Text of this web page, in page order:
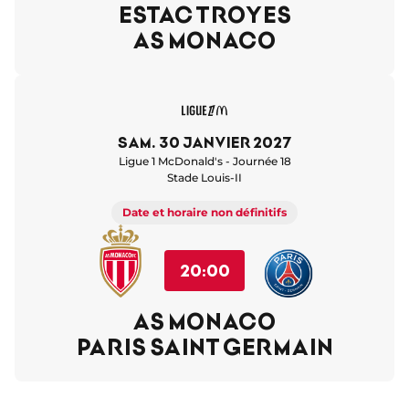
ESTAC TROYES
AS MONACO
sam. 30 janvier 2027
Ligue 1 McDonald's - Journée 18
Stade Louis-II
Date et horaire non définitifs
20:00
AS MONACO
PARIS SAINT GERMAIN